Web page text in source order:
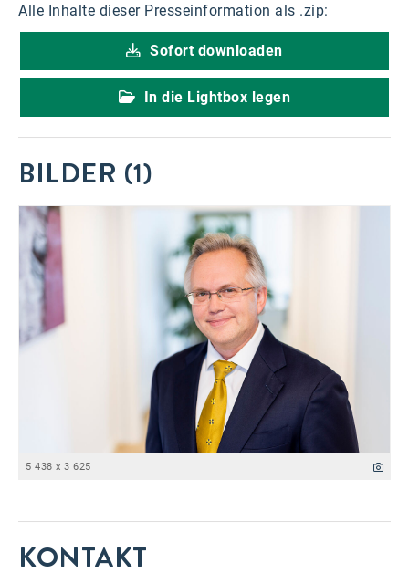
Alle Inhalte dieser Presseinformation als .zip:
Sofort downloaden
In die Lightbox legen
BILDER (1)
5 438 x 3 625
KONTAKT